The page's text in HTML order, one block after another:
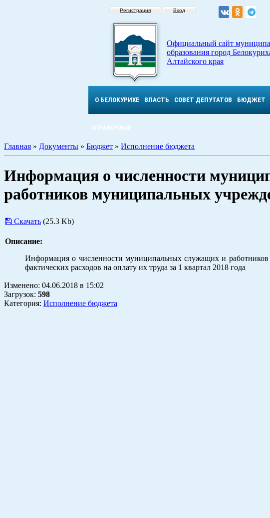
Регистрация Вход
Официальный сайт
образования город
Алтайского края
О БЕЛОКУРИХЕ ВЛАСТЬ СОВЕТ ДЕПУТАТОВ БЮДЖЕТ
СПРАВОЧНОЕ
Главная » Документы » Бюджет » Исполнение бюджета
Информация о численности
работников муниципальных
Скачать (25.3 Kb)
Описание:
Информация о численности муниципальных служащих и
фактических расходов на оплату их труда за 1 квартал 2018 года
Изменено: 04.06.2018 в 15:02
Загрузок: 598
Категория: Исполнение бюджета